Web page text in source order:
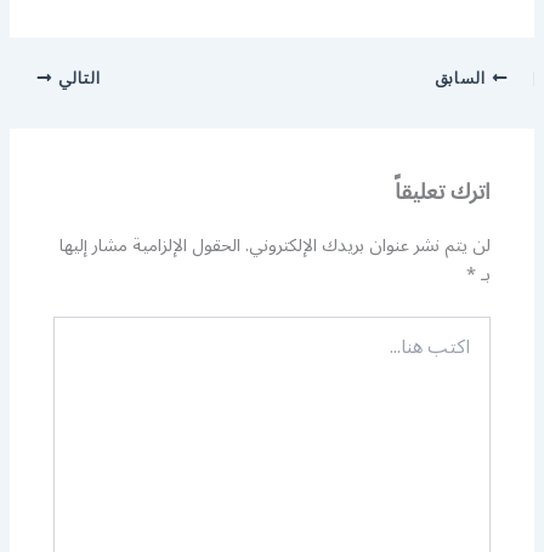
السابق التالي
اترك تعليقاً
لن يتم نشر عنوان بريدك الإلكتروني.الحقول الإلزامية مشار إليها
بـ*
اكتب
هنا...